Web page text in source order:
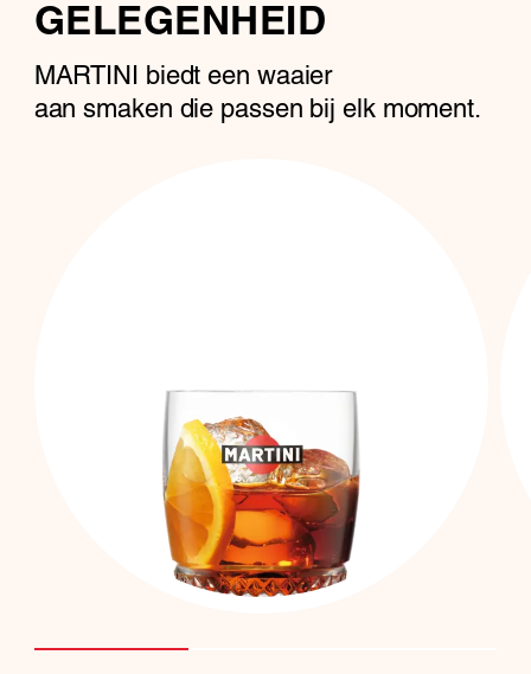
GELEGENHEID
MARTINI biedt een waaier
aan smaken die passen bij elk moment.